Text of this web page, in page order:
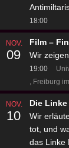
18:00
NOV.
09
Film –
Wir
19:00
Freiburg
NOV.
10
Die
Wir
tot, und
das Linke